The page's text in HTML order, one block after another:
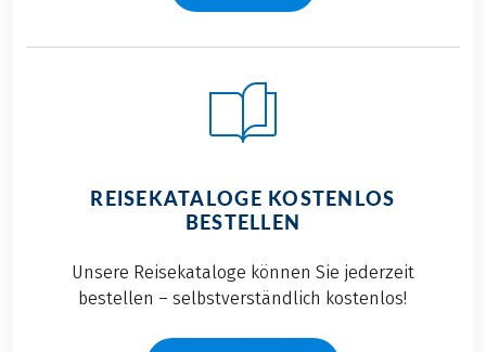
REISEKATALOGE KOSTENLOS
BESTELLEN
Unsere Reisekataloge können Sie jederzeit
bestellen – selbstverständlich kostenlos!